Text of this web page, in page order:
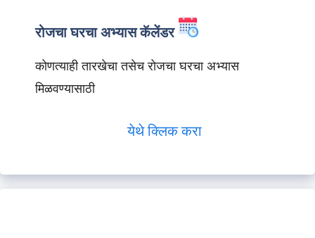
रोजचा घरचा अभ्यास कॅलेंडर
कोणत्याही तारखेचा तसेच रोजचा घरचा अभ्यास
मिळवण्यासाठी
येथे क्लिक करा